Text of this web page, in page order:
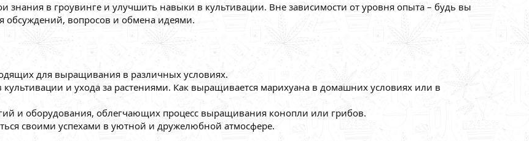
знания в гроувинге и улучшить навыки в культивации. Вне зависимости от уровня опыта – будь вы
обсуждений, вопросов и обмена идеями.
для выращивания в различных условиях.
и ухода за растениями. Как выращивается марихуана в домашних условиях или в
и оборудования, облегчающих процесс выращивания конопли или грибов.
своими успехами в уютной и дружелюбной атмосфере.